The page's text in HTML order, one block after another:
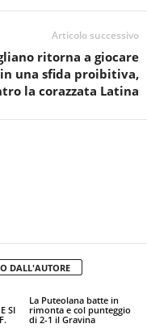
Articolo successivo
ritorna a giocare
in una sfida proibitiva,
la corazzata Latina
DALL'AUTORE
SI
La Puteolana batte in
rimonta e col punteggio
di 2-1 il Gravina